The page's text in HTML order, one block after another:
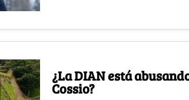
¿La DIAN está
Cossio?